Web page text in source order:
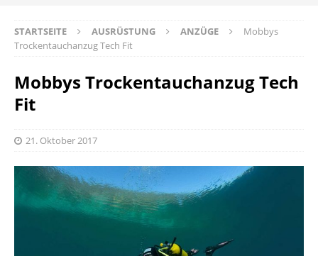
STARTSEITE AUSRÜSTUNG ANZÜGE
Mobbys
Trockentauchanzug Tech Fit
Mobbys Trockentauchanzug Tech
Fit
21. Oktober 2017